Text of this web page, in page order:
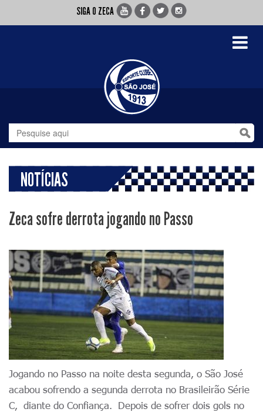
SIGA O ZECA
Toggle
NOTÍCIAS
Zeca sofre derrota jogando no Passo
Jogando no Passo na noite desta segunda, o São José
acabou sofrendo a segunda derrota no Brasileirão Série
C, diante do Confiança. Depois de sofrer dois gols no